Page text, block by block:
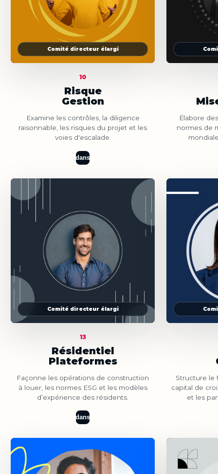
Comité directeur élargi
10
Risque
Gestion
Examine les contrôles, la diligence
raisonnable, les risques du projet et les
voies d'escalade.
dans
Élabore
normes de
Comité directeur élargi
13
Résidentiel
Plateformes
Façonne les opérations de construction
à louer, les normes ESG et les modèles
d’expérience des résidents.
dans
Structure le
capital de
et les